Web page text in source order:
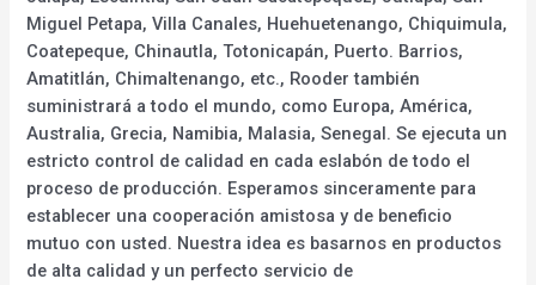
Miguel Petapa, Villa Canales, Huehuetenango, Chiquimula,
Coatepeque, Chinautla, Totonicapán, Puerto. Barrios,
Amatitlán, Chimaltenango, etc., Rooder también
suministrará a todo el mundo, como Europa, América,
Australia, Grecia, Namibia, Malasia, Senegal. Se ejecuta un
estricto control de calidad en cada eslabón de todo el
proceso de producción. Esperamos sinceramente para
establecer una cooperación amistosa y de beneficio
mutuo con usted. Nuestra idea es basarnos en productos
de alta calidad y un perfecto servicio de